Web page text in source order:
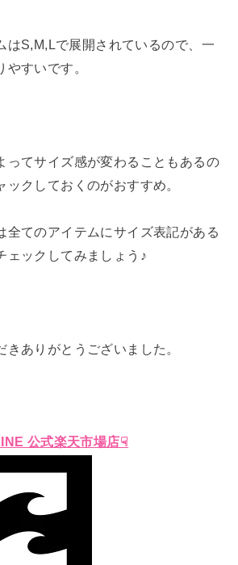
はS,M,Lで展開されているので、一
やすいです。
ってサイズ感が変わることもあるの
ックしておくのがおすすめ。
全てのアイテムにサイズ表記がある
ェックしてみましょう♪
ありがとうございました。
公式楽天市場店☟